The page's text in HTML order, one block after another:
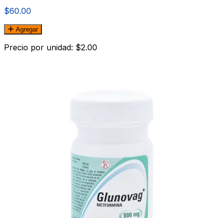
$60.00
Agregar
Precio por unidad: $2.00